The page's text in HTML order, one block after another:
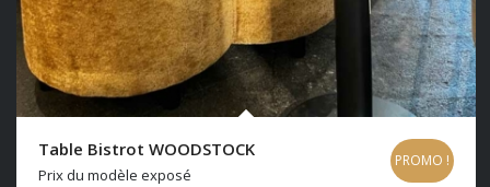
Table Bistrot WOODSTOCK
Prix du modèle exposé
PROMO !